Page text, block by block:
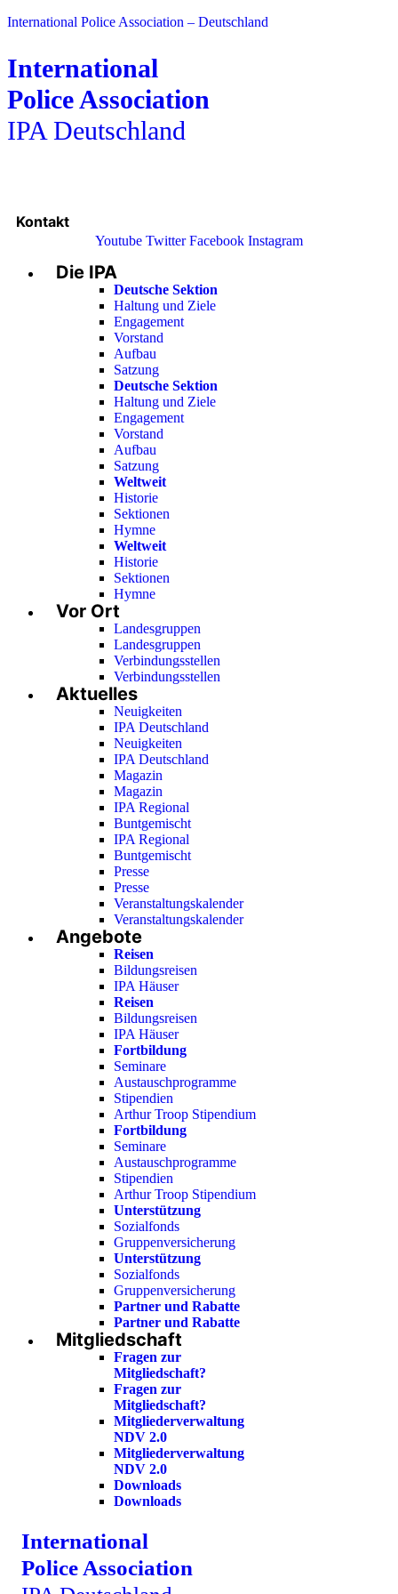
International Police Association – Deutschland
International
Police Association
IPA Deutschland
Kontakt
Youtube Twitter Facebook Instagram
Menu
Die IPA
Deutsche Sektion
Haltung und Ziele
Engagement
Vorstand
Aufbau
Satzung
Deutsche Sektion
Haltung und Ziele
Engagement
Vorstand
Aufbau
Satzung
Weltweit
Historie
Sektionen
Hymne
Weltweit
Historie
Sektionen
Hymne
Vor Ort
Landesgruppen
Landesgruppen
Verbindungsstellen
Verbindungsstellen
Aktuelles
Neuigkeiten
IPA Deutschland
Neuigkeiten
IPA Deutschland
Magazin
Magazin
IPA Regional
Buntgemischt
IPA Regional
Buntgemischt
Presse
Presse
Veranstaltungskalender
Veranstaltungskalender
Angebote
Reisen
Bildungsreisen
IPA Häuser
Reisen
Bildungsreisen
IPA Häuser
Fortbildung
Seminare
Austauschprogramme
Stipendien
Arthur Troop Stipendium
Fortbildung
Seminare
Austauschprogramme
Stipendien
Arthur Troop Stipendium
Unterstützung
Sozialfonds
Gruppenversicherung
Unterstützung
Sozialfonds
Gruppenversicherung
Partner und Rabatte
Partner und Rabatte
Mitgliedschaft
Fragen zur
Mitgliedschaft?
Fragen zur
Mitgliedschaft?
Mitgliederverwaltung
NDV 2.0
Mitgliederverwaltung
NDV 2.0
Downloads
Downloads
International
Police Association